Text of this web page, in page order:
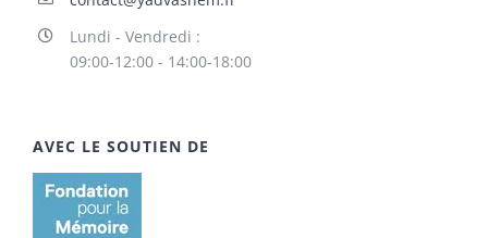
Lundi - Vendredi :
09:00-12:00 - 14:00-18:00
AVEC LE SOUTIEN DE